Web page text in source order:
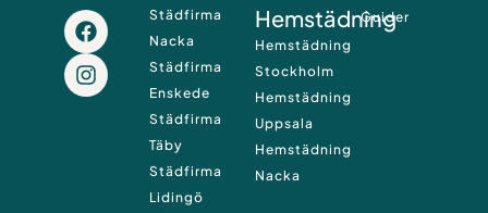
F
a
c
e
I
n
s
t
Städfirma
Nacka
Städfirma
Enskede
Städfirma
Täby
Städfirma
Lidingö
Hemstädning
Hemstädning
Stockholm
Hemstädning
Uppsala
Hemstädning
Nacka
Guider